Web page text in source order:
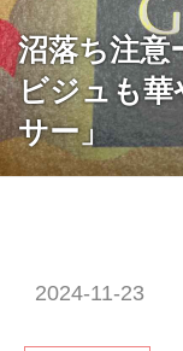
沼落ち注意
ビジュも
サー」
2024-11-23